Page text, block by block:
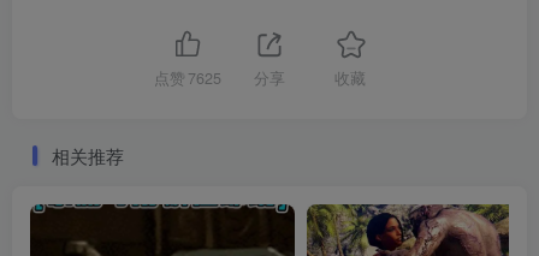
点赞 7625 分享 收藏
相关推荐